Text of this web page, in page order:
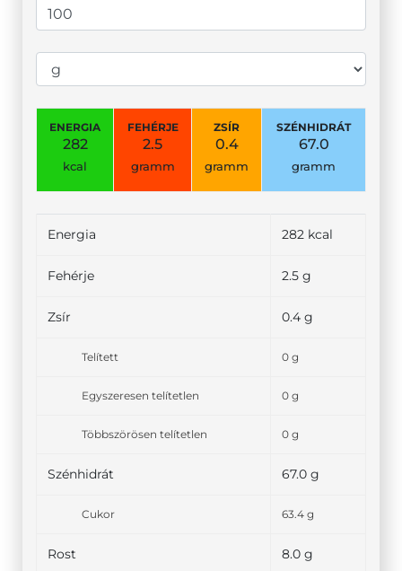
ENERGIA
282
kcal
FEHÉRJE
2.5
gramm
ZSÍR
0.4
gramm
SZÉNHIDRÁT
67.0
gramm
Energia 282 kcal
Fehérje 2.5 g
Zsír 0.4 g
Telített 0 g
Egyszeresen telítetlen 0 g
Többszörösen telítetlen 0 g
Szénhidrát 67.0 g
Cukor 63.4 g
Rost 8.0 g